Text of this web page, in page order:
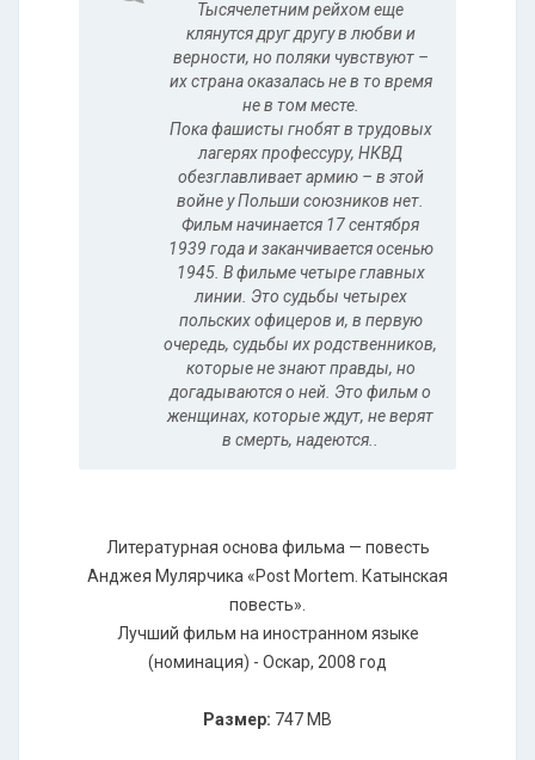
Тысячелетним рейхом еще
клянутся друг другу в любви и
верности, но поляки чувствуют –
их страна оказалась не в то время
не в том месте.
Пока фашисты гнобят в трудовых
лагерях профессуру, НКВД
обезглавливает армию – в этой
войне у Польши союзников нет.
Фильм начинается 17 сентября
1939 года и заканчивается осенью
1945. В фильме четыре главных
линии. Это судьбы четырех
польских офицеров и, в первую
очередь, судьбы их родственников,
которые не знают правды, но
догадываются о ней. Это фильм о
женщинах, которые ждут, не верят
в смерть, надеются..
Литературная основа фильма — повесть
Анджея Мулярчика «Post Mortem. Катынская
повесть».
Лучший фильм на иностранном языке
(номинация) - Оскар, 2008 год
Размер: 747 MB